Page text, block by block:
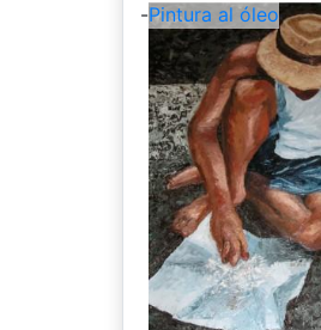
-Pintura al óleo